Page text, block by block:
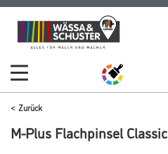
Zum
Inhalt
Zum
Navigationsmenü
Zurück
M-Plus Flachpinsel Classic